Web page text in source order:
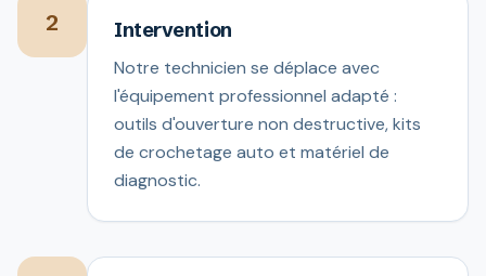
2 Intervention
Notre technicien se déplace avec
l'équipement professionnel adapté :
outils d'ouverture non destructive, kits
de crochetage auto et matériel de
diagnostic.